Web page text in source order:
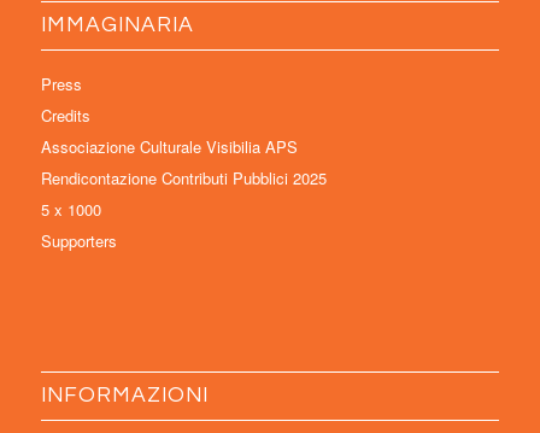
IMMAGINARIA
Press
Credits
Associazione Culturale Visibilia APS
Rendicontazione Contributi Pubblici 2025
5 x 1000
Supporters
INFORMAZIONI